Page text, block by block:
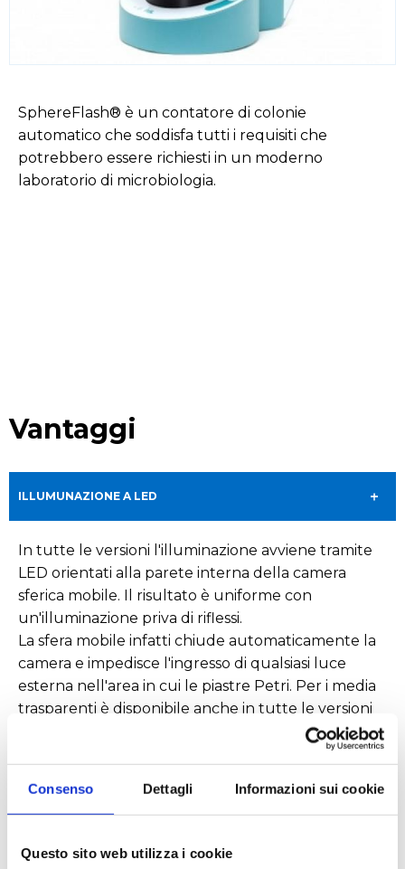
Consenso Dettagli Informazioni sui cookie
Questo sito web utilizza i cookie
SphereFlash® è un contatore di colonie
automatico che soddisfa tutti i requisiti che
potrebbero essere richiesti in un moderno
laboratorio di microbiologia.
Vantaggi
ILLUMUNAZIONE A LED
In tutte le versioni l'illuminazione avviene tramite
LED orientati alla parete interna della camera
sferica mobile. Il risultato è uniforme con
un'illuminazione priva di riflessi.
La sfera mobile infatti chiude automaticamente la
camera e impedisce l'ingresso di qualsiasi luce
esterna nell'area in cui le piastre Petri. Per i media
trasparenti è disponibile anche in tutte le versioni